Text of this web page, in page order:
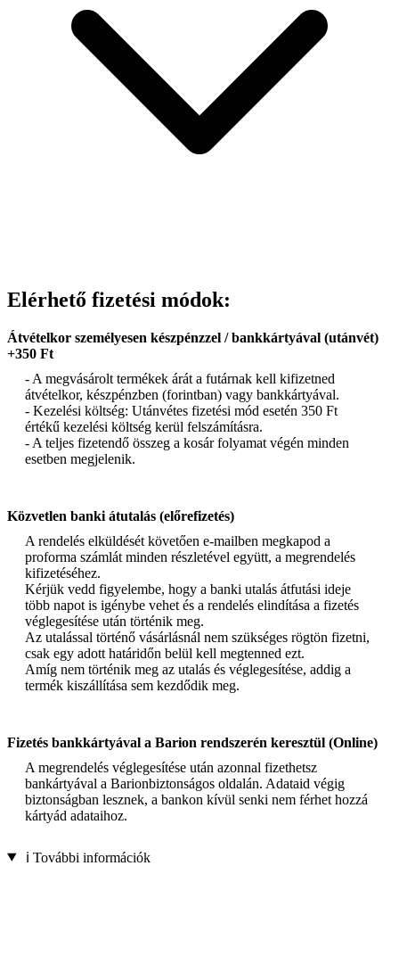
Elérhető fizetési módok:
Átvételkor személyesen készpénzzel / bankkártyával (utánvét)
+350 Ft
- A megvásárolt termékek árát a futárnak kell kifizetned
átvételkor, készpénzben (forintban) vagy bankkártyával.
- Kezelési költség: Utánvétes fizetési mód esetén 350 Ft
értékű kezelési költség kerül felszámításra.
- A teljes fizetendő összeg a kosár folyamat végén minden
esetben megjelenik.
Közvetlen banki átutalás (előrefizetés)
A rendelés elküldését követően e-mailben megkapod a
proforma számlát minden részletével együtt, a megrendelés
kifizetéséhez.
Kérjük vedd figyelembe, hogy a banki utalás átfutási ideje
több napot is igénybe vehet és a rendelés elindítása a fizetés
véglegesítése után történik meg.
Az utalással történő vásárlásnál nem szükséges rögtön fizetni,
csak egy adott határidőn belül kell megtenned ezt.
Amíg nem történik meg az utalás és véglegesítése, addig a
termék kiszállítása sem kezdődik meg.
Fizetés bankkártyával a Barion rendszerén keresztül (Online)
A megrendelés véglegesítése után azonnal fizethetsz
bankártyával a Barionbiztonságos oldalán. Adataid végig
biztonságban lesznek, a bankon kívül senki nem férhet hozzá
kártyád adataihoz.
ℹ️ További információk